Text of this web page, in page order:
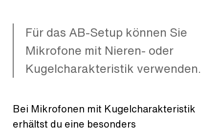
Für das AB-Setup können Sie
Mikrofone mit Nieren- oder
Kugelcharakteristik verwenden.
Bei Mikrofonen mit Kugelcharakteristik
erhältst du eine besonders